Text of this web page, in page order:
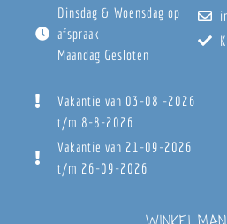
Dinsdag & Woensdag op
afspraak
Maandag Gesloten
Vakantie van 03-08 -2026
t/m 8-8-2026
Vakantie van 21-09-2026
t/m 26-09-2026